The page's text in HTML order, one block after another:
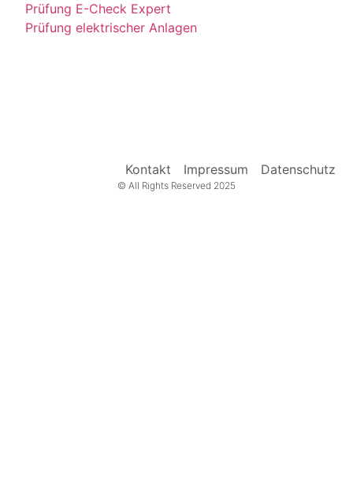
Prüfung E-Check Expert
Prüfung elektrischer Anlagen
Kontakt Impressum Datenschutz
© All Rights Reserved 2025